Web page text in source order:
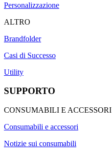
Personalizzazione
ALTRO
Brandfolder
Casi di Successo
Utility
SUPPORTO
CONSUMABILI E ACCESSORI
Consumabili e accessori
Notizie sui consumabili